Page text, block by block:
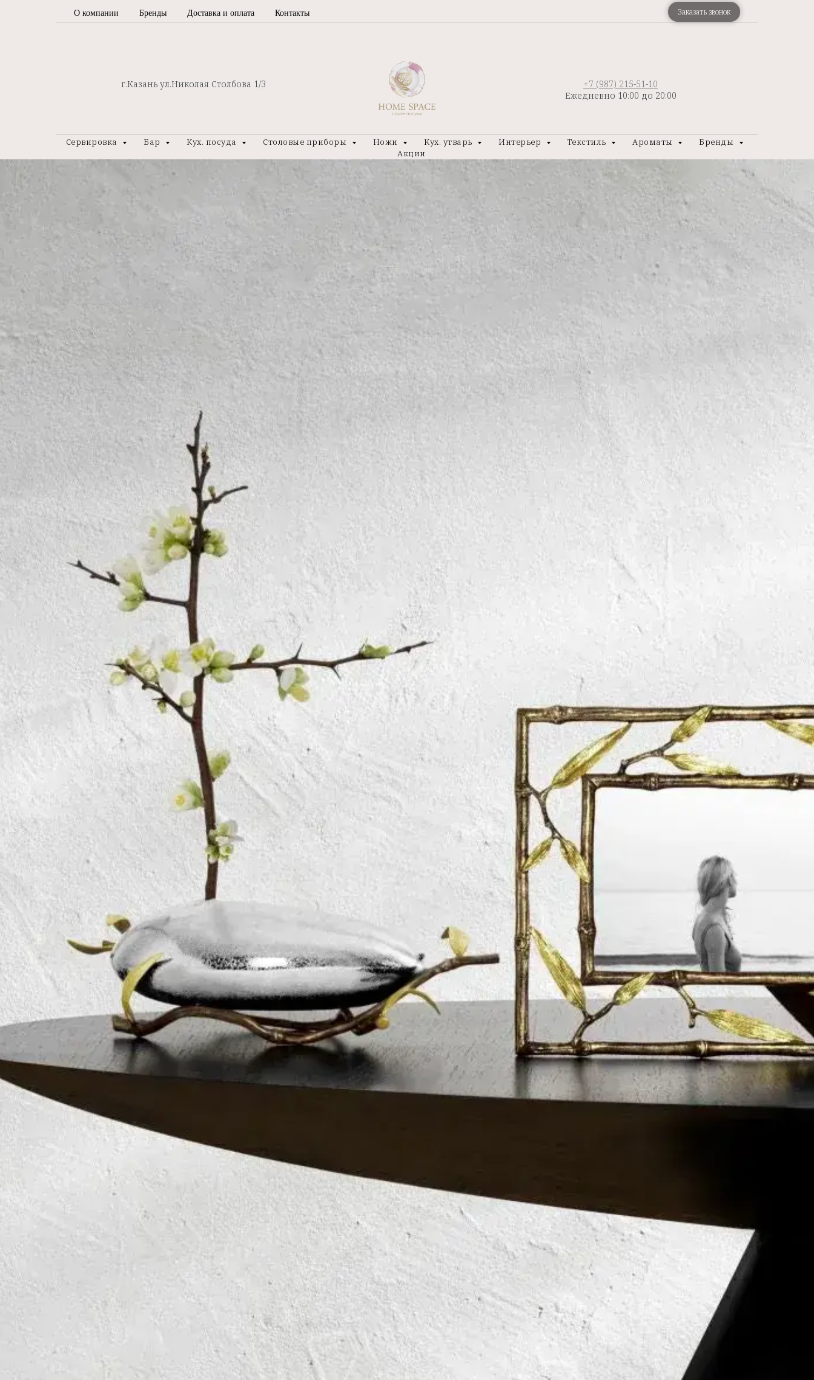
О компании Бренды Доставка и оплата Контакты Заказать звонок
г.Казань ул.Николая Столбова 1/3
+7 (987) 215-51-10
Ежедневно 10:00 до 20:00
Сервировка Бар Кух. посуда Столовые приборы Ножи Кух. утварь Интерьер Текстиль Ароматы
Бренды
Акции